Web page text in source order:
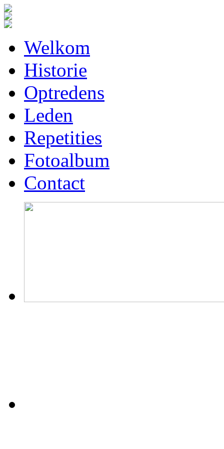
Welkom
Historie
Optredens
Leden
Repetities
Fotoalbum
Contact